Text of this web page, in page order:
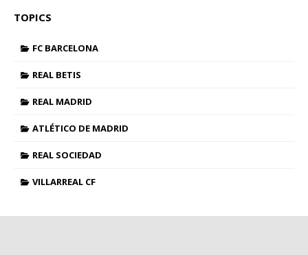
TOPICS
FC BARCELONA
REAL BETIS
REAL MADRID
ATLÉTICO DE MADRID
REAL SOCIEDAD
VILLARREAL CF